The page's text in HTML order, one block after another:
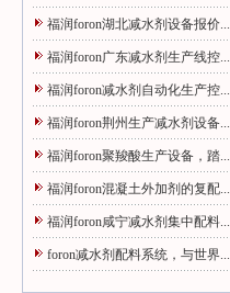
福润foron湖北减水剂设备报价...
福润foron广东减水剂生产线控...
福润foron减水剂自动化生产控...
福润foron荆州生产减水剂设备...
福润foron聚羧酸生产设备，踏...
福润foron混凝土外加剂的复配...
福润foron咸宁减水剂集中配料...
foron减水剂配料系统，与世界...